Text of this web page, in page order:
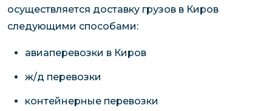
осуществляется доставку грузов в Киров
следующими способами:
авиаперевозки в Киров
ж/д перевозки
контейнерные перевозки